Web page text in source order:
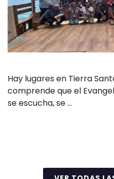
Hay lugares en Tierra
comprende que el
se escucha, se …